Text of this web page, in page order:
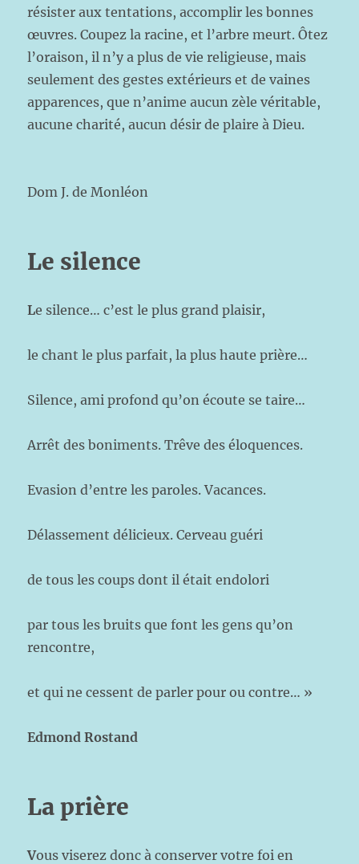
résister aux tentations, accomplir les bonnes
œuvres. Coupez la racine, et l’arbre meurt. Ôtez
l’oraison, il n’y a plus de vie religieuse, mais
seulement des gestes extérieurs et de vaines
apparences, que n’anime aucun zèle véritable,
aucune charité, aucun désir de plaire à Dieu.
Dom J. de Monléon
Le silence
Le silence… c’est le plus grand plaisir,
le chant le plus parfait, la plus haute prière…
Silence, ami profond qu’on écoute se taire…
Arrêt des boniments. Trêve des éloquences.
Evasion d’entre les paroles. Vacances.
Délassement délicieux. Cerveau guéri
de tous les coups dont il était endolori
par tous les bruits que font les gens qu’on
rencontre,
et qui ne cessent de parler pour ou contre… »
Edmond Rostand
La prière
Vous viserez donc à conserver votre foi en